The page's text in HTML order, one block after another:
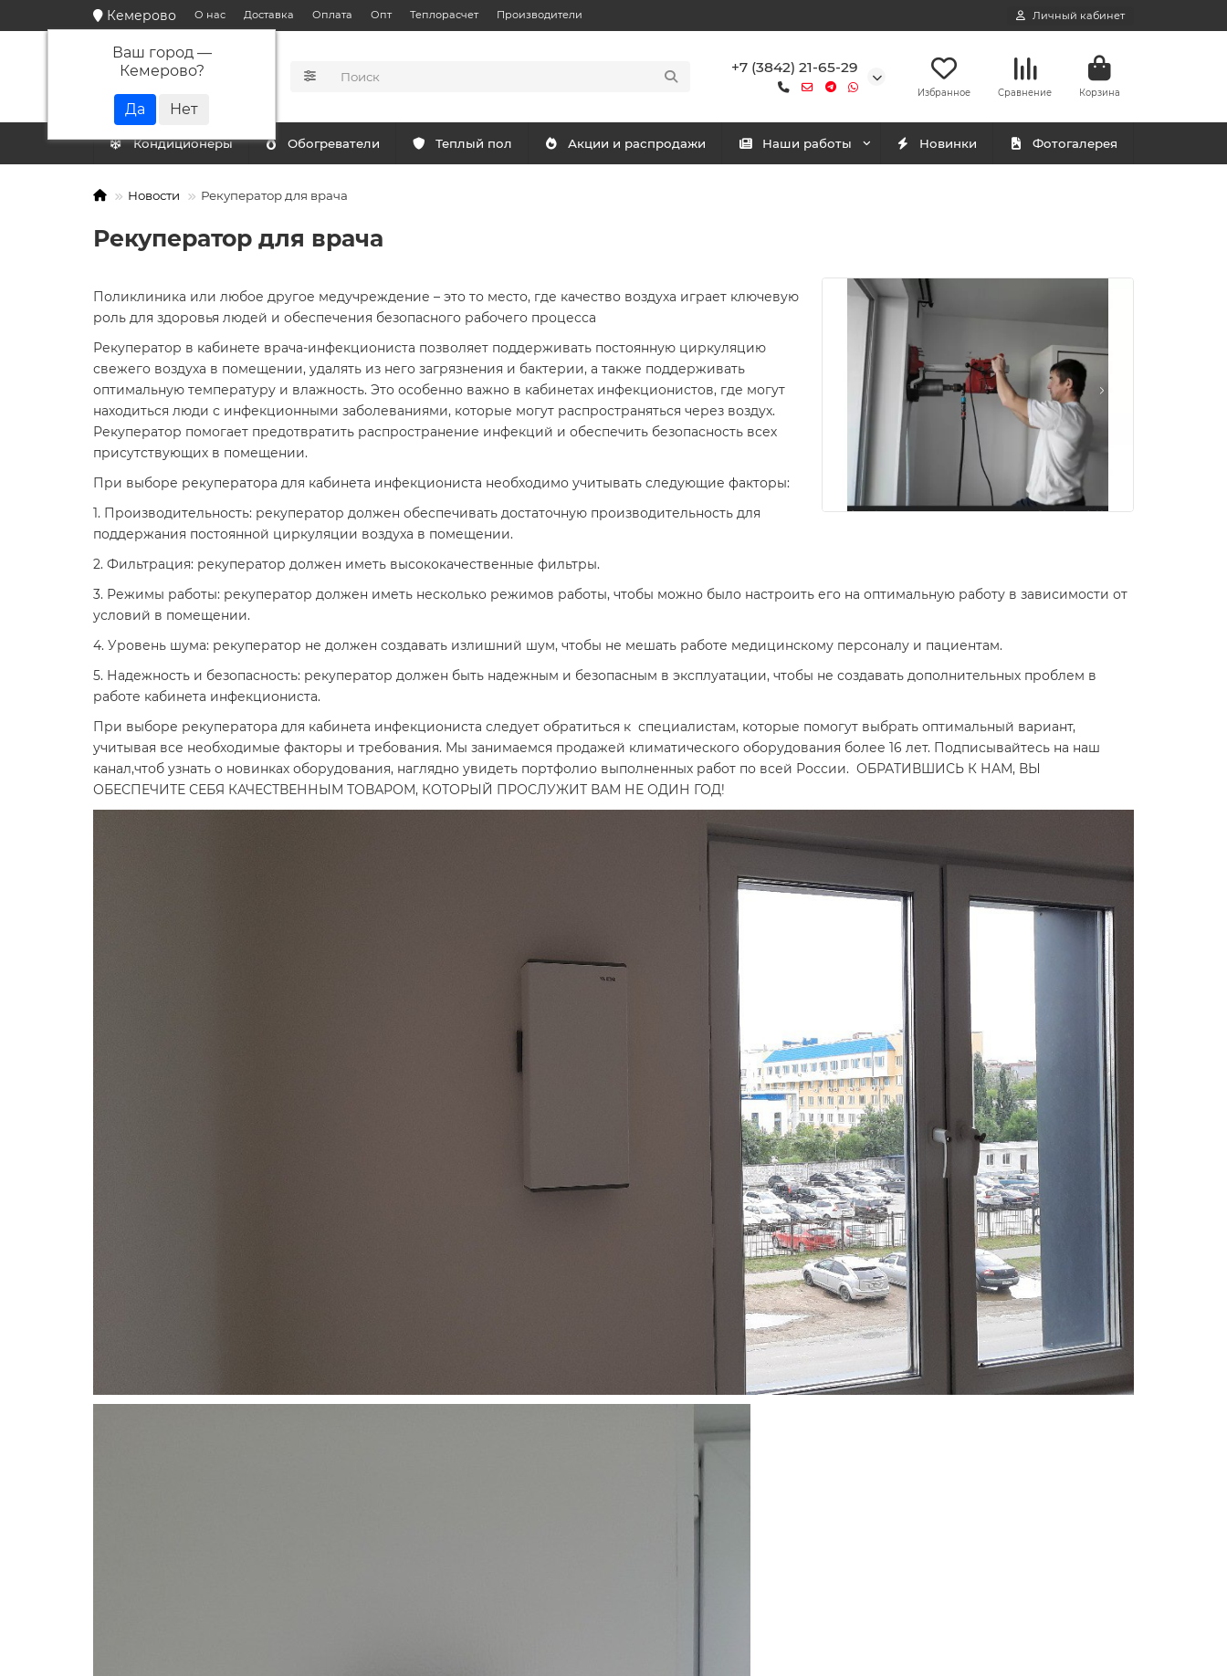
Кемерово
Ваш город —
Кемерово?
О нас Доставка Оплата Опт Теплорасчет Производители Личный кабинет
КАТАЛОГ
+7 (3842) 21-65-29
Избранное Сравнение Корзина
Кондиционеры Обогреватели Теплый пол Акции и распродажи Наши работы Новинки Фотогалерея
Новости Рекуператор для врача
Рекуператор для врача
Поликлиника или любое другое медучреждение – это то место, где качество воздуха играет ключевую
роль для здоровья людей и обеспечения безопасного рабочего процесса
Рекуператор в кабинете врача-инфекциониста позволяет поддерживать постоянную циркуляцию
свежего воздуха в помещении, удалять из него загрязнения и бактерии, а также поддерживать
оптимальную температуру и влажность. Это особенно важно в кабинетах инфекционистов, где могут
находиться люди с инфекционными заболеваниями, которые могут распространяться через воздух.
Рекуператор помогает предотвратить распространение инфекций и обеспечить безопасность всех
присутствующих в помещении.
При выборе рекуператора для кабинета инфекциониста необходимо учитывать следующие факторы:
1. Производительность: рекуператор должен обеспечивать достаточную производительность для
поддержания постоянной циркуляции воздуха в помещении.
2. Фильтрация: рекуператор должен иметь высококачественные фильтры.
3. Режимы работы: рекуператор должен иметь несколько режимов работы, чтобы можно было настроить его на оптимальную работу в зависимости от
условий в помещении.
4. Уровень шума: рекуператор не должен создавать излишний шум, чтобы не мешать работе медицинскому персоналу и пациентам.
5. Надежность и безопасность: рекуператор должен быть надежным и безопасным в эксплуатации, чтобы не создавать дополнительных проблем в
работе кабинета инфекциониста.
При выборе рекуператора для кабинета инфекциониста следует обратиться к специалистам, которые помогут выбрать оптимальный вариант,
учитывая все необходимые факторы и требования. Мы занимаемся продажей климатического оборудования более 16 лет. Подписывайтесь на наш
канал,чтоб узнать о новинках оборудования, наглядно увидеть портфолио выполненных работ по всей России. ОБРАТИВШИСЬ К НАМ, ВЫ
ОБЕСПЕЧИТЕ СЕБЯ КАЧЕСТВЕННЫМ ТОВАРОМ, КОТОРЫЙ ПРОСЛУЖИТ ВАМ НЕ ОДИН ГОД!